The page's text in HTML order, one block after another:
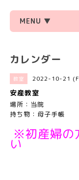
MENU ▼
カレンダー
教室 2022-10-21
安産教室
場所：当院
持ち物：母子手帳
※初産婦の
い